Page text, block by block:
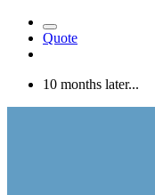
Quote
10 months later...